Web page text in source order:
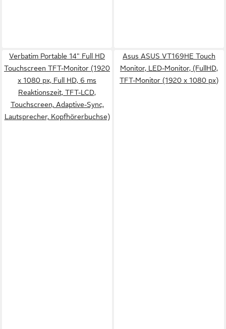
Verbatim Portable 14" Full HD
Touchscreen TFT-Monitor (1920
x 1080 px, Full HD, 6 ms
Reaktionszeit, TFT-LCD,
Touchscreen, Adaptive-Sync,
Lautsprecher, Kopfhörerbuchse)
Asus ASUS VT169HE Touch
Monitor, LED-Monitor, (FullHD,
TFT-Monitor (1920 x 1080 px)